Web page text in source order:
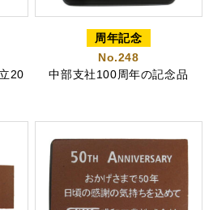
表記
20
周年記念
No.248
中部支社100周年の記念品